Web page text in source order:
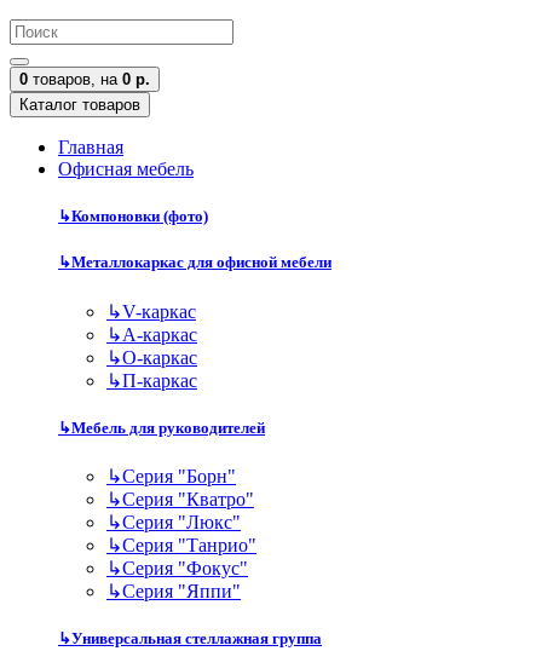
0 товаров, на 0 р.
Каталог товаров
Главная
Офисная мебель
↳Компоновки (фото)
↳Металлокаркас для офисной мебели
↳V-каркас
↳А-каркас
↳О-каркас
↳П-каркас
↳Мебель для руководителей
↳Серия "Борн"
↳Серия "Кватро"
↳Серия "Люкс"
↳Серия "Танрио"
↳Серия "Фокус"
↳Серия "Яппи"
↳Универсальная стеллажная группа